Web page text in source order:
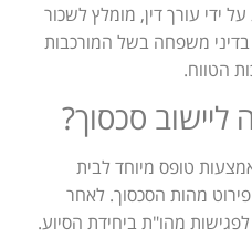
ידי עורך דין, מומלץ לשכור
משפחה בשל המורכבות
הטווח.
סכסוך?
טופס מיוחד לבית
מהות הסכסוך. לאחר
מהו"ת ביחידת הסיוע.